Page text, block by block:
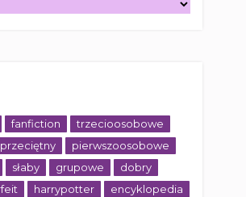
fanfiction
trzecioosobowe
przeciętny
pierwszoosobowe
słaby grupowe
dobry
harrypotter
encyklopedia